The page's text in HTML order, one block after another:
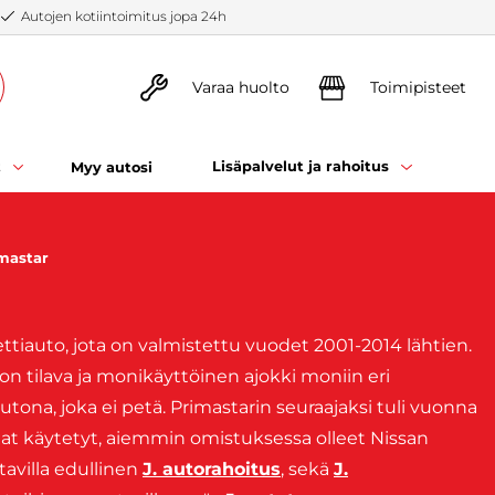
Autojen kotiintoimitus jopa 24h
Varaa huolto Toimipisteet
Myy autosi Lisäpalvelut ja rahoitus
jota on valmistettu vuodet 2001-2014 lähtien.
tilava ja monikäyttöinen ajokki moniin eri
joka ei petä. Primastarin seuraajaksi tuli vuonna
käytetyt, aiemmin omistuksessa olleet Nissan
edullinen J. autorahoitus, sekä J.